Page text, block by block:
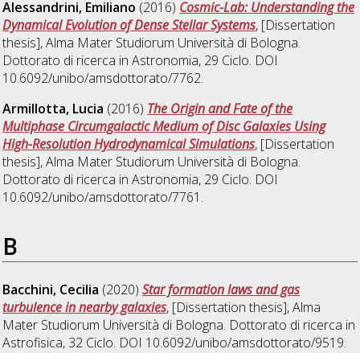
Alessandrini, Emiliano (2016) Cosmic-Lab: Understanding the
Dynamical Evolution of Dense Stellar Systems, [Dissertation
thesis], Alma Mater Studiorum Università di Bologna.
Dottorato di ricerca inAstronomia, 29 Ciclo. DOI
10.6092/unibo/amsdottorato/7762.
Armillotta, Lucia (2016) The Origin and Fate of the
Multiphase Circumgalactic Medium of Disc Galaxies Using
High-Resolution Hydrodynamical Simulations, [Dissertation
thesis], Alma Mater Studiorum Università di Bologna.
Dottorato di ricerca inAstronomia, 29 Ciclo. DOI
10.6092/unibo/amsdottorato/7761.
B
Bacchini, Cecilia (2020)Star formation laws and gas
turbulence in nearby galaxies, [Dissertation thesis], Alma
Mater Studiorum Università di Bologna. Dottorato di ricerca in
Astrofisica, 32 Ciclo. DOI 10.6092/unibo/amsdottorato/9519.